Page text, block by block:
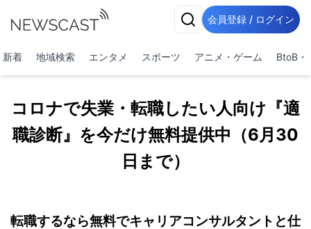
会員登録 / ログイン
新着 地域検索 エンタメ スポーツ アニメ・ゲーム BtoB・
コロナで失業・転職したい人向け『適
職診断』を今だけ無料提供中（6月30
日まで）
転職するなら無料でキャリアコンサルタントと仕